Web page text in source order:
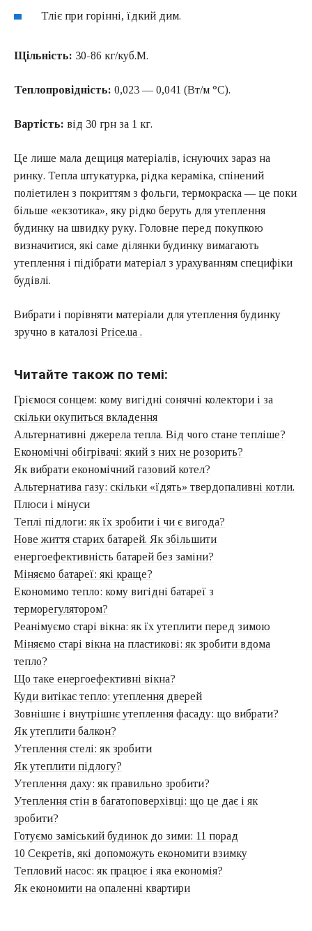
Тліє при горінні, їдкий дим.
Щільність: 30-86 кг/куб.М.
Теплопровідність: 0,023 — 0,041 (Вт/м °C).
Вартість: від 30 грн за 1 кг.
Це лише мала дещиця матеріалів, існуючих зараз на
ринку. Тепла штукатурка, рідка кераміка, спінений
поліетилен з покриттям з фольги, термокраска — це поки
більше «екзотика», яку рідко беруть для утеплення
будинку на швидку руку. Головне перед покупкою
визначитися, які саме ділянки будинку вимагають
утеплення і підібрати матеріал з урахуванням специфіки
будівлі.
Вибрати і порівняти матеріали для утеплення будинку
зручно в каталозі Price.ua .
Читайте також по темі:
Гріємося сонцем: кому вигідні сонячні колектори і за
скільки окупиться вкладення
Альтернативні джерела тепла. Від чого стане тепліше?
Економічні обігрівачі: який з них не розорить?
Як вибрати економічний газовий котел?
Альтернатива газу: скільки «їдять» твердопаливні котли.
Плюси і мінуси
Теплі підлоги: як їх зробити і чи є вигода?
Нове життя старих батарей. Як збільшити
енергоефективність батарей без заміни?
Міняємо батареї: які краще?
Економимо тепло: кому вигідні батареї з
терморегулятором?
Реанімуємо старі вікна: як їх утеплити перед зимою
Міняємо старі вікна на пластикові: як зробити вдома
тепло?
Що таке енергоефективні вікна?
Куди витікає тепло: утеплення дверей
Зовнішнє і внутрішнє утеплення фасаду: що вибрати?
Як утеплити балкон?
Утеплення стелі: як зробити
Як утеплити підлогу?
Утеплення даху: як правильно зробити?
Утеплення стін в багатоповерхівці: що це дає і як
зробити?
Готуємо заміський будинок до зими: 11 порад
10 Секретів, які допоможуть економити взимку
Тепловий насос: як працює і яка економія?
Як економити на опаленні квартири